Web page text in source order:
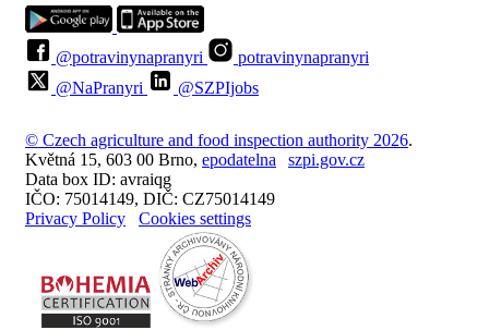
@potravinynapranyri
potravinynapranyri
@NaPranyri
@SZPIjobs
© Czech agriculture and food inspection authority 2026.
Květná 15, 603 00 Brno, epodatelna
szpi.gov.cz
Data box ID: avraiqg
IČO: 75014149, DIČ: CZ75014149
Privacy Policy
Cookies settings